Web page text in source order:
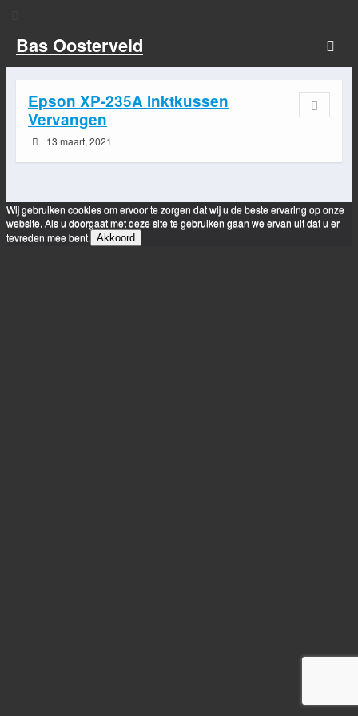
Bas Oosterveld
Epson XP-235A Inktkussen
Vervangen
13 maart, 2021
Wij gebruiken cookies om ervoor te zorgen dat wij u de beste ervaring op onze
website. Als u doorgaat met deze site te gebruiken gaan we ervan uit dat u er
tevreden mee bent. Akkoord